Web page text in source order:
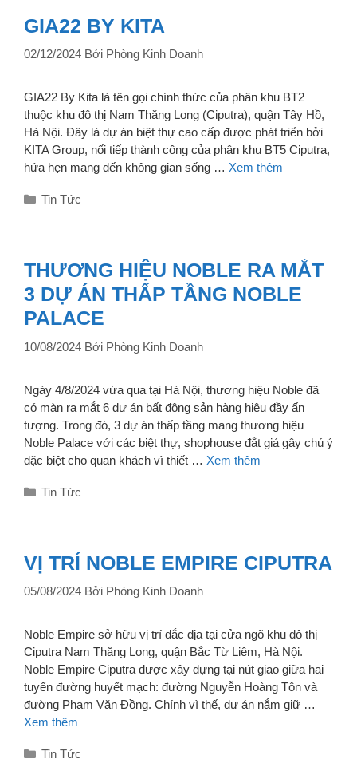
GIA22 BY KITA
02/12/2024 Bởi Phòng Kinh Doanh
GIA22 By Kita là tên gọi chính thức của phân khu BT2
thuộc khu đô thị Nam Thăng Long (Ciputra), quận Tây Hồ,
Hà Nội. Đây là dự án biệt thự cao cấp được phát triển bởi
KITA Group, nối tiếp thành công của phân khu BT5 Ciputra,
hứa hẹn mang đến không gian sống … Xem thêm
Danh
Tin Tức
THƯƠNG HIỆU NOBLE RA MẮT
3 DỰ ÁN THẤP TẦNG NOBLE
PALACE
10/08/2024 Bởi Phòng Kinh Doanh
Ngày 4/8/2024 vừa qua tại Hà Nội, thương hiệu Noble đã
có màn ra mắt 6 dự án bất động sản hàng hiệu đầy ấn
tượng. Trong đó, 3 dự án thấp tầng mang thương hiệu
Noble Palace với các biệt thự, shophouse đắt giá gây chú ý
đặc biệt cho quan khách vì thiết … Xem thêm
Danh
Tin Tức
VỊ TRÍ NOBLE EMPIRE CIPUTRA
05/08/2024 Bởi Phòng Kinh Doanh
Noble Empire sở hữu vị trí đắc địa tại cửa ngõ khu đô thị
Ciputra Nam Thăng Long, quận Bắc Từ Liêm, Hà Nội.
Noble Empire Ciputra được xây dựng tại nút giao giữa hai
tuyến đường huyết mạch: đường Nguyễn Hoàng Tôn và
đường Phạm Văn Đồng. Chính vì thế, dự án nắm giữ …
Xem thêm
Danh
Tin Tức